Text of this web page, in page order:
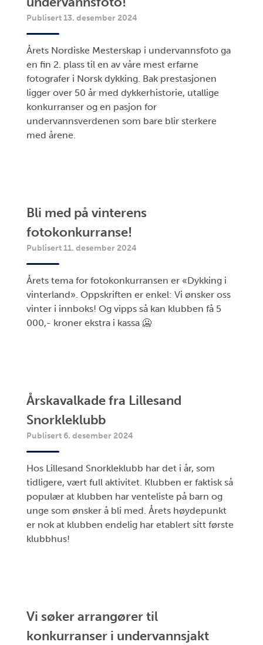
Publisert 13. desember 2024
Årets Nordiske Mesterskap i undervannsfoto ga
en fin 2. plass til en av våre mest erfarne
fotografer i Norsk dykking. Bak prestasjonen
ligger over 50 år med dykkerhistorie, utallige
konkurranser og en pasjon for
undervannsverdenen som bare blir sterkere
med årene.
Bli med på vinterens
fotokonkurranse!
Publisert 11. desember 2024
Årets tema for fotokonkurransen er «Dykking i
vinterland». Oppskriften er enkel: Vi ønsker oss
vinter i innboks! Og vipps så kan klubben få 5
000,- kroner ekstra i kassa 🥶
Årskavalkade fra Lillesand
Snorkleklubb
Publisert 6. desember 2024
Hos Lillesand Snorkleklubb har det i år, som
tidligere, vært full aktivitet. Klubben er faktisk så
populær at klubben har venteliste på barn og
unge som ønsker å bli med. Årets høydepunkt
er nok at klubben endelig har etablert sitt første
klubbhus!
Vi søker arrangører til
konkurranser i undervannsjakt